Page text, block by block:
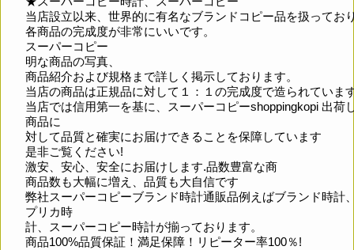
当店設立以来、世界的に有名なブランドコピー品を扱ってお
各商品の完成度が非常にいいです。
スーパーコピー
明な商品の写真、
商品紹介および規格まで詳しく掲示しております。
当店の商品は正規品に対して１：１の完成度で造られていま
当店では信用第一を基に、スーパーコピーshoppingkopi 出荷
商品に
対して品質と確実にお届けできることを保障しています
是非ご覧ください!
激安、安心、安全にお届けします.品数豊富な商
商品数も大幅に増え、品質も大自信です
弊社スーパーコピーブランド時計通販品例えばブランド時計
プリカ時
計、スーパーコピー時計が揃っております。
商品100%品質保証！満足保障！リピーター率100％!